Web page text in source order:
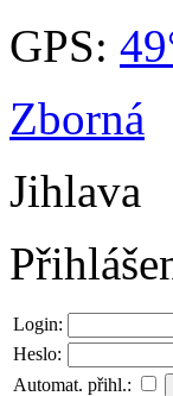
GPS:
Zborná
Jihlava
Login:
Heslo:
Automat. přihl.: